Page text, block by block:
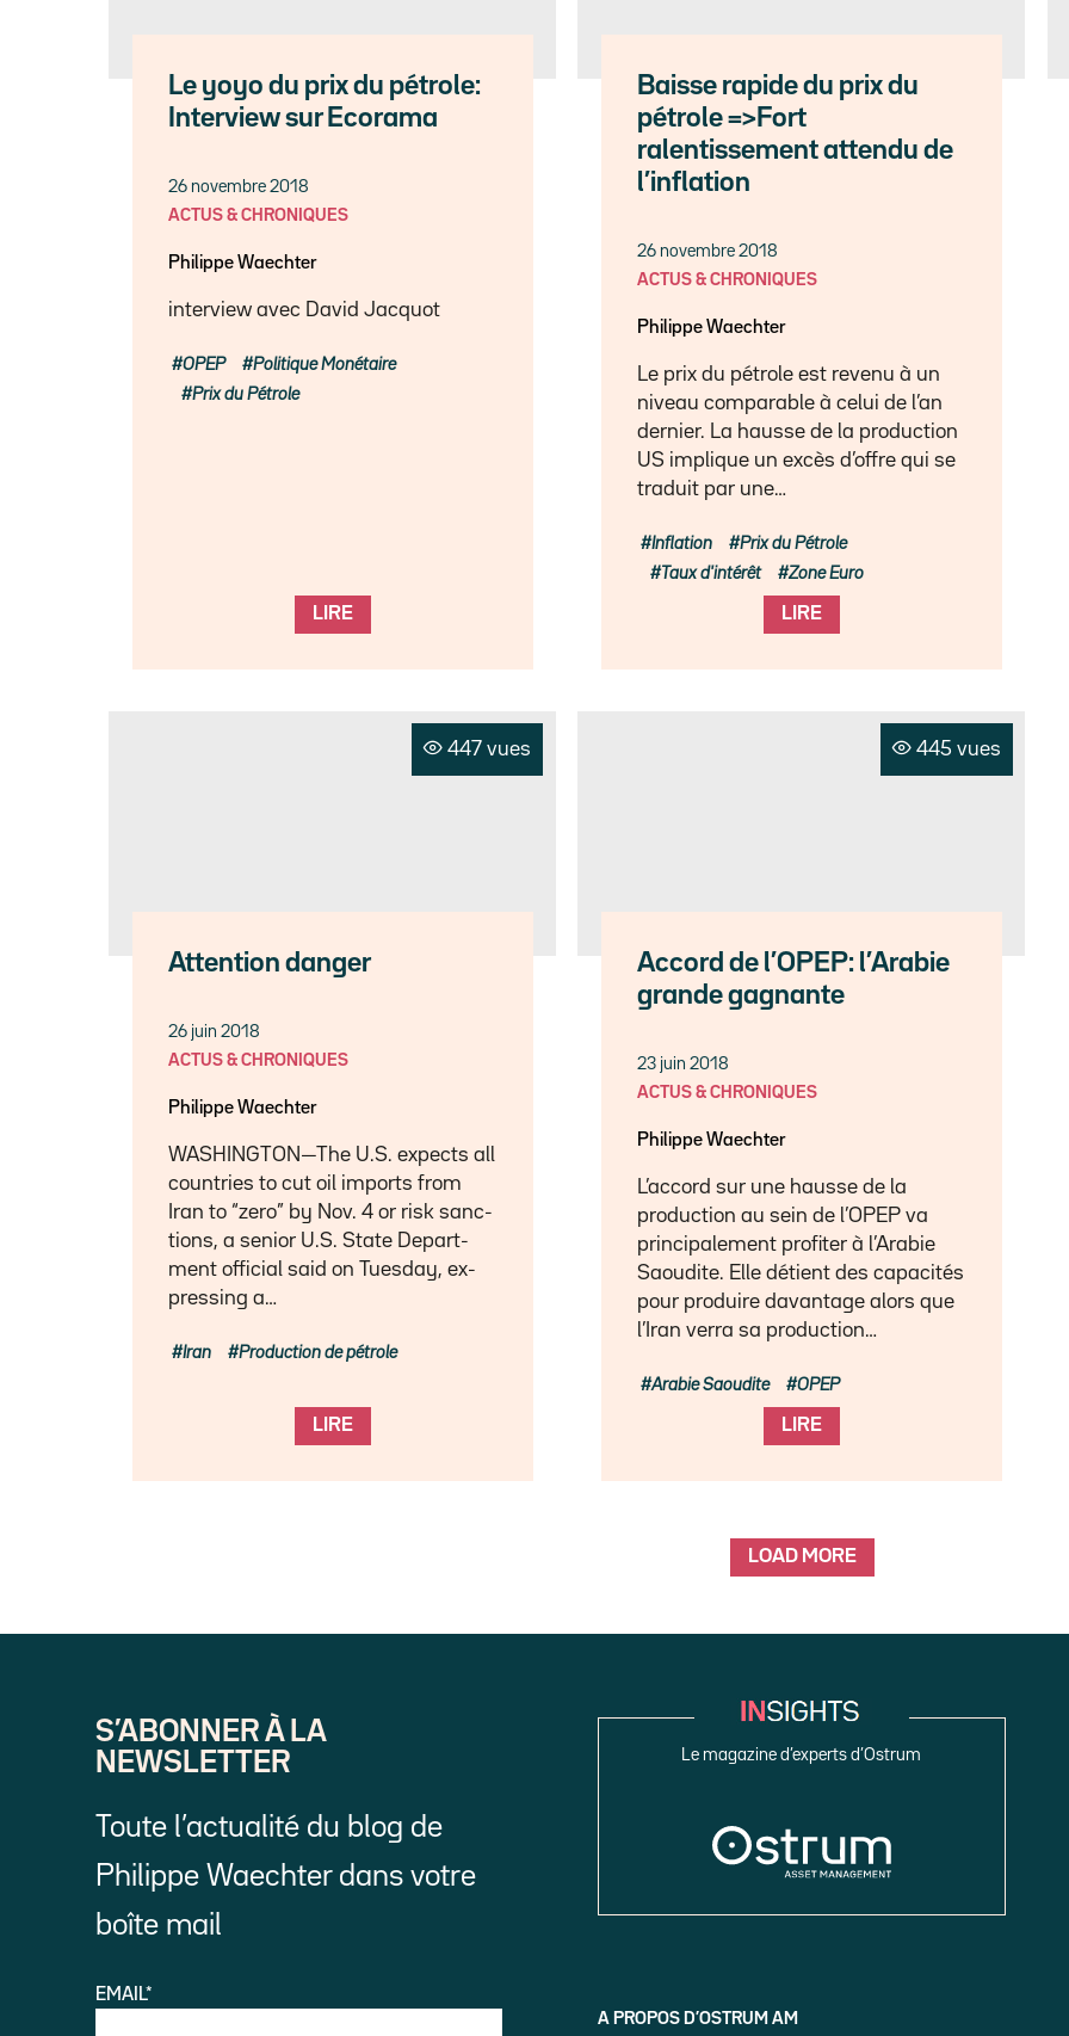
Le yoyo du prix du pétrole:
Interview sur Ecorama
26 novembre 2018
ACTUS & CHRONIQUES
Philippe Waechter
interview avec David Jacquot
LIRE
OPEP
Politique Monétaire
Prix du Pétrole
Baisse rapide du prix du
pétrole =>Fort
ralentissement attendu de
l’inflation
26 novembre 2018
ACTUS & CHRONIQUES
Philippe Waechter
Le prix du pétrole est revenu à un
niveau comparable à celui de l’an
dernier. La hausse de la production
US implique un excès d’offre qui se
traduit par une…
LIRE
Inflation
Prix du Pétrole
Taux d'intérêt
Zone Euro
447 vues
Attention danger
26 juin 2018
ACTUS & CHRONIQUES
Philippe Waechter
WASH­ING­TON—The U.S. ex­pects all
coun­tries to cut oil im­ports from
Iran to “zero” by Nov. 4 or risk sanc­
tions, a se­nior U.S. State De­part­
ment of­fi­cial said on Tues­day, ex­
press­ing a…
LIRE
Iran Production de pétrole
445 vues
Accord de l’OPEP: l’Arabie
grande gagnante
23 juin 2018
ACTUS & CHRONIQUES
Philippe Waechter
L’accord sur une hausse de la
production au sein de l’OPEP va
principalement profiter à l’Arabie
Saoudite. Elle détient des capacités
pour produire davantage alors que
l’Iran verra sa production…
LIRE
Arabie Saoudite OPEP
LOAD MORE
S’ABONNER À LA
NEWSLETTER
Toute l’actualité du blog de
Philippe Waechter dans votre
boîte mail
EMAIL*
Le magazine d’experts d’Ostrum
A PROPOS D’OSTRUM AM